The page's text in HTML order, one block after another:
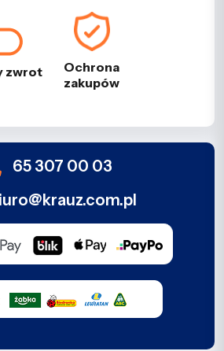
zwrot
Ochrona
zakupów
65 307 00 03